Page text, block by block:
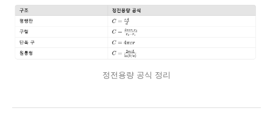
정전용량 공식 정리